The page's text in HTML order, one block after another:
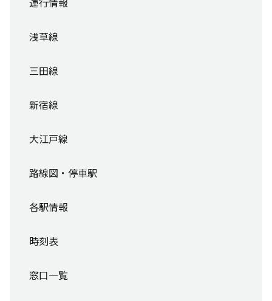
浅草線
三田線
新宿線
大江戸線
路線図・停車駅
各駅情報
時刻表
窓口一覧